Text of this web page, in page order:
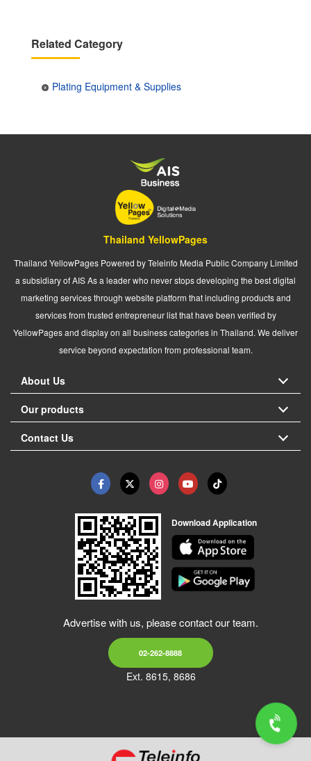
Related Category
Plating Equipment & Supplies
Thailand YellowPages
Thailand YellowPages Powered by Teleinfo Media Public Company Limited
a subsidiary of AIS As a leader who never stops developing the best digital
marketing services through website platform that including products and
services from trusted entrepreneur list that have been verified by
YellowPages and display on all business categories in Thailand. We deliver
service beyond expectation from professional team.
About Us
Our products
Contact Us
Download Application
Advertise with us, please contact our team.
02-262-8888
Ext. 8615, 8686